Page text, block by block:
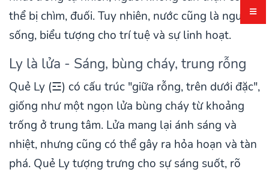
thể bị chìm, đuối. Tuy nhiên, nước cũng là nguồn
sống, biểu tượng cho trí tuệ và sự linh hoạt.
Ly là lửa - Sáng, bùng cháy, trung rỗng
Quẻ Ly (☲) có cấu trúc "giữa rỗng, trên dưới đặc",
giống như một ngọn lửa bùng cháy từ khoảng
trống ở trung tâm. Lửa mang lại ánh sáng và
nhiệt, nhưng cũng có thể gây ra hỏa hoạn và tàn
phá. Quẻ Ly tượng trưng cho sự sáng suốt, rõ